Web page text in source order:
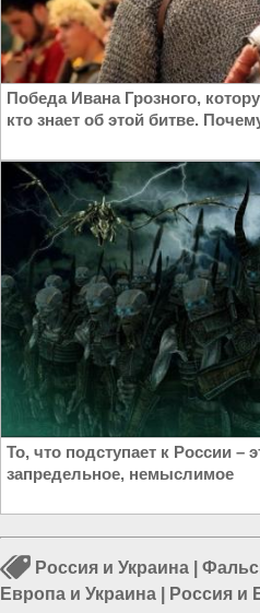
Победа Ивана Грозного,
кто знает об этой битве.
То, что подступает к России –
запредельное, немыслимое
Россия и Украина
Европа и Украина
Россия и